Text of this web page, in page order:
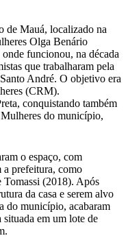
de Mauá, localizado na
Olga Benário
funcionou, na década
que trabalharam pela
André. O objetivo era
(CRM).
conquistando também
do município,
o espaço, com
a prefeitura, como
Tomassi (2018). Após
da casa e serem alvo
do município, acabaram
situada em um lote de